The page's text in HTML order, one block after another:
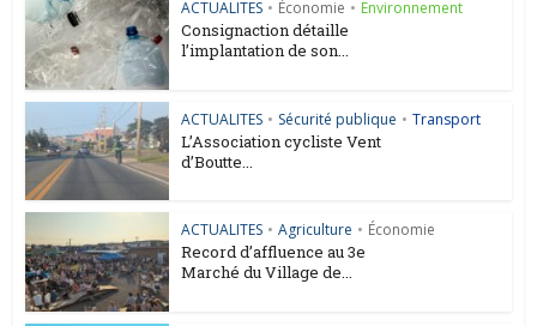
ACTUALITES • Économie • Environnement
Consignaction détaille
l’implantation de son...
ACTUALITES • Sécurité publique • Transport
L’Association cycliste Vent
d’Boutte...
ACTUALITES • Agriculture • Économie
Record d’affluence au 3e
Marché du Village de...